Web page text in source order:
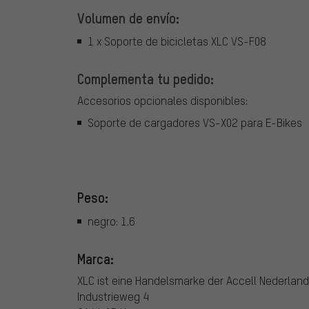
Volumen de envío:
1 x Soporte de bicicletas XLC VS-F08
Complementa tu pedido:
Accesorios opcionales disponibles:
Soporte de cargadores VS-X02 para E-Bikes
Peso:
negro: 1.6
Marca:
XLC ist eine Handelsmarke der Accell Nederland
Industrieweg 4